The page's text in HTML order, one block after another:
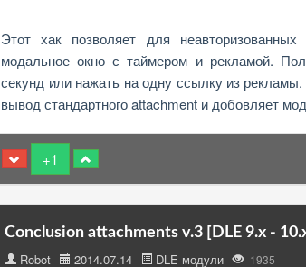
Этот хак позволяет для
модальное окно с таймером и рекламой.
секунд или нажать на одну ссылку из
вывод стандартного attachment и добовляет
+1
Conclusion attachments v.3 [DLE 9.x -
Robot 2014.07.14 DLE модули 1935